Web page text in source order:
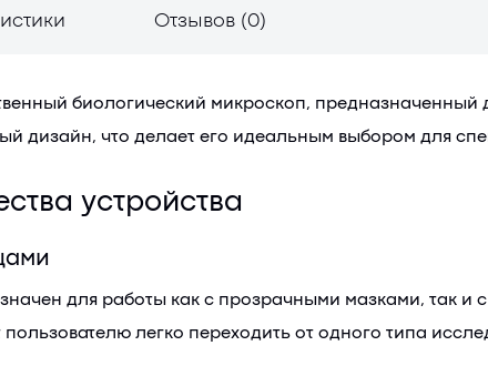
Отзывов (0)
биологический микроскоп,
дизайн, что делает его идеальным выбором для
устройства
для работы как с прозрачными мазками, так и
легко переходить от одного типа